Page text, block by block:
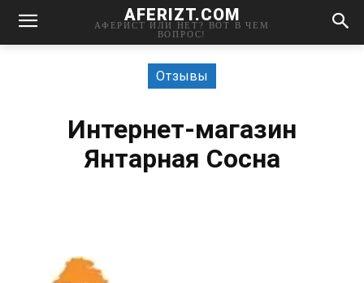
AFERIZT.COM
АФЕРИСТ ИЛИ НЕТ? ВОТ В ЧЕМ
ВОПРОС!
Отзывы
Интернет-магазин
Янтарная Сосна